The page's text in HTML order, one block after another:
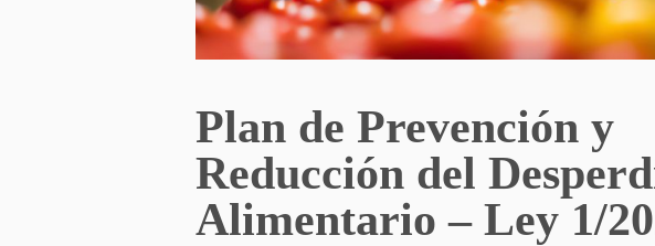
Plan de Prevención y
Reducción del
Alimentario – Ley 1/